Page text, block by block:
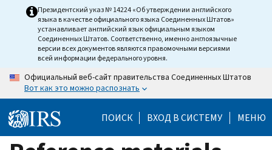
Президентский указ № 14224 «Об утверждении английского
языка в качестве официального языка Соединенных Штатов»
устанавливает английский язык официальным языком
Соединенных Штатов. Соответственно, именно англоязычные
версии всех документов являются правомочными версиями
всей информации федерального уровня.
Официальный веб-сайт правительства Соединенных Штатов
Вот как это можно распознать
ПОИСК ВХОД В СИСТЕМУ МЕНЮ